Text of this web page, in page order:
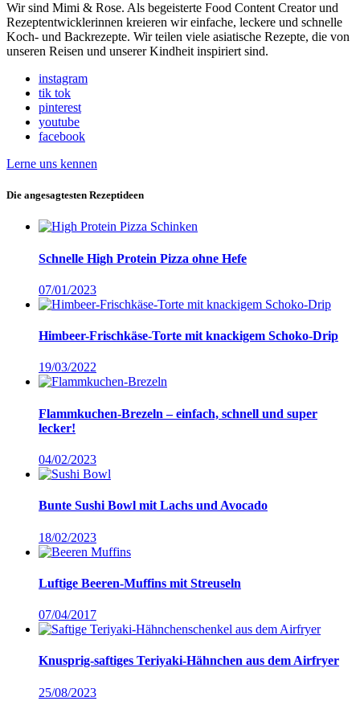
Wir sind Mimi & Rose. Als begeisterte Food Content Creator und
Rezeptentwicklerinnen kreieren wir einfache, leckere und schnelle
Koch- und Backrezepte. Wir teilen viele asiatische Rezepte, die von
unseren Reisen und unserer Kindheit inspiriert sind.
instagram
tik tok
pinterest
youtube
facebook
Lerne uns kennen
Die angesagtesten Rezeptideen
Schnelle High Protein Pizza ohne Hefe
07/01/2023
Himbeer-Frischkäse-Torte mit knackigem Schoko-Drip
19/03/2022
Flammkuchen-Brezeln – einfach, schnell und super
lecker!
04/02/2023
Bunte Sushi Bowl mit Lachs und Avocado
18/02/2023
Luftige Beeren-Muffins mit Streuseln
07/04/2017
Knusprig-saftiges Teriyaki-Hähnchen aus dem Airfryer
25/08/2023